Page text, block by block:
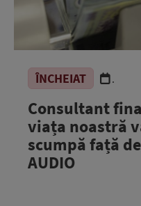
ÎNCHEIAT .
Consultant
viața noastră
scumpă față
AUDIO